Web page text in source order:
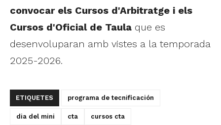
convocar els Cursos d'Arbitratge i els
Cursos d'Oficial de Taula que es
desenvoluparan amb vistes a la temporada
2025-2026.
ETIQUETES programa de tecnificación
dia del mini cta cursos cta